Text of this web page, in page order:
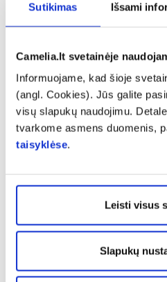
Sutikimas Išsami
Camelia.lt svetainėje
Informuojame, kad šioje
(angl. Cookies). Jūs galite
visų slapukų naudojimu.
tvarkome asmens duomenis,
taisyklėse.
Leisti visus
Slapukų
saugos standarto ISO
Pranešti apie klaidą prekės
Charakteristika